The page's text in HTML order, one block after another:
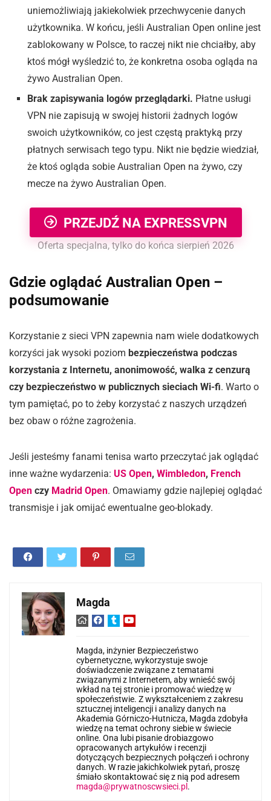
uniemożliwiają jakiekolwiek przechwycenie danych
użytkownika. W końcu, jeśli Australian Open online jest
zablokowany w Polsce, to raczej nikt nie chciałby, aby
ktoś mógł wyśledzić to, że konkretna osoba ogląda na
żywo Australian Open.
Brak zapisywania logów przeglądarki. Płatne usługi
VPN nie zapisują w swojej historii żadnych logów
swoich użytkowników, co jest częstą praktyką przy
płatnych serwisach tego typu. Nikt nie będzie wiedział,
że ktoś ogląda sobie Australian Open na żywo, czy
mecze na żywo Australian Open.
PRZEJDŹ NA EXPRESSVPN
Oferta specjalna, tylko do końca sierpień 2026
Gdzie oglądać Australian Open –
podsumowanie
Korzystanie z sieci VPN zapewnia nam wiele dodatkowych
korzyści jak wysoki poziom bezpieczeństwa podczas
korzystania z Internetu, anonimowość, walka z cenzurą
czy bezpieczeństwo w publicznych sieciach Wi-fi. Warto o
tym pamiętać, po to żeby korzystać z naszych urządzeń
bez obaw o różne zagrożenia.
Jeśli jesteśmy fanami tenisa warto przeczytać jak oglądać
inne ważne wydarzenia: US Open, Wimbledon, French
Open czy Madrid Open. Omawiamy gdzie najlepiej oglądać
transmisje i jak omijać ewentualne geo-blokady.
Magda
Magda, inżynier Bezpieczeństwo
cybernetyczne, wykorzystuje swoje
doświadczenie związane z tematami
związanymi z Internetem, aby wnieść swój
wkład na tej stronie i promować wiedzę w
społeczeństwie. Z wykształceniem z zakresu
sztucznej inteligencji i analizy danych na
Akademia Górniczo-Hutnicza, Magda zdobyła
wiedzę na temat ochrony siebie w świecie
online. Ona lubi pisanie drobiazgowo
opracowanych artykułów i recenzji
dotyczących bezpiecznych połączeń i ochrony
danych. W razie jakichkolwiek pytań, proszę
śmiało skontaktować się z nią pod adresem
magda@prywatnoscwsieci.pl .